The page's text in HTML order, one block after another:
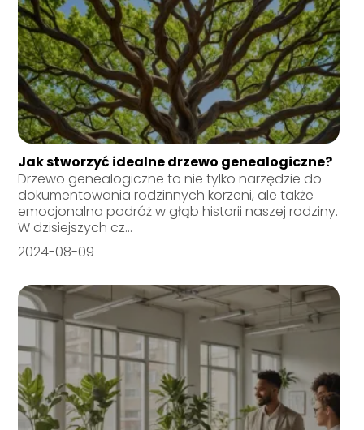
Jak stworzyć idealne drzewo genealogiczne?
Drzewo genealogiczne to nie tylko narzędzie do
dokumentowania rodzinnych korzeni, ale także
emocjonalna podróż w głąb historii naszej rodziny.
W dzisiejszych cz...
2024-08-09